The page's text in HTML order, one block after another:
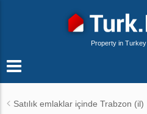
Property in Turkey
Satılık emlaklar içinde Trabzon (il)